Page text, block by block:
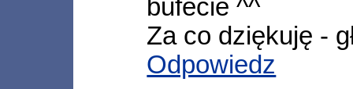
bufecie ^^
Za co dziękuję -
Odpowiedz